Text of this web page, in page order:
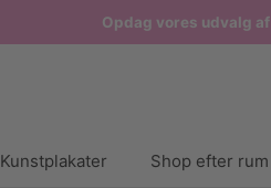
Opdag vores udvalg
Kunstplakater Shop efter rum